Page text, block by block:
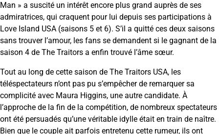
Man » a suscité un intérêt encore plus grand auprès de ses
admiratrices, qui craquent pour lui depuis ses participations à
Love Island USA (saisons 5 et 6). S’il a quitté ces deux saisons
sans trouver l’amour, les fans se demandent si le gagnant de la
saison 4 de The Traitors a enfin trouvé l’âme sœur.
Tout au long de cette saison de The Traitors USA, les
téléspectateurs n’ont pas pu s’empêcher de remarquer sa
complicité avec Maura Higgins, une autre candidate. À
l’approche de la fin de la compétition, de nombreux spectateurs
ont été persuadés qu’une véritable idylle était en train de naître.
Bien que le couple ait parfois entretenu cette rumeur, ils ont